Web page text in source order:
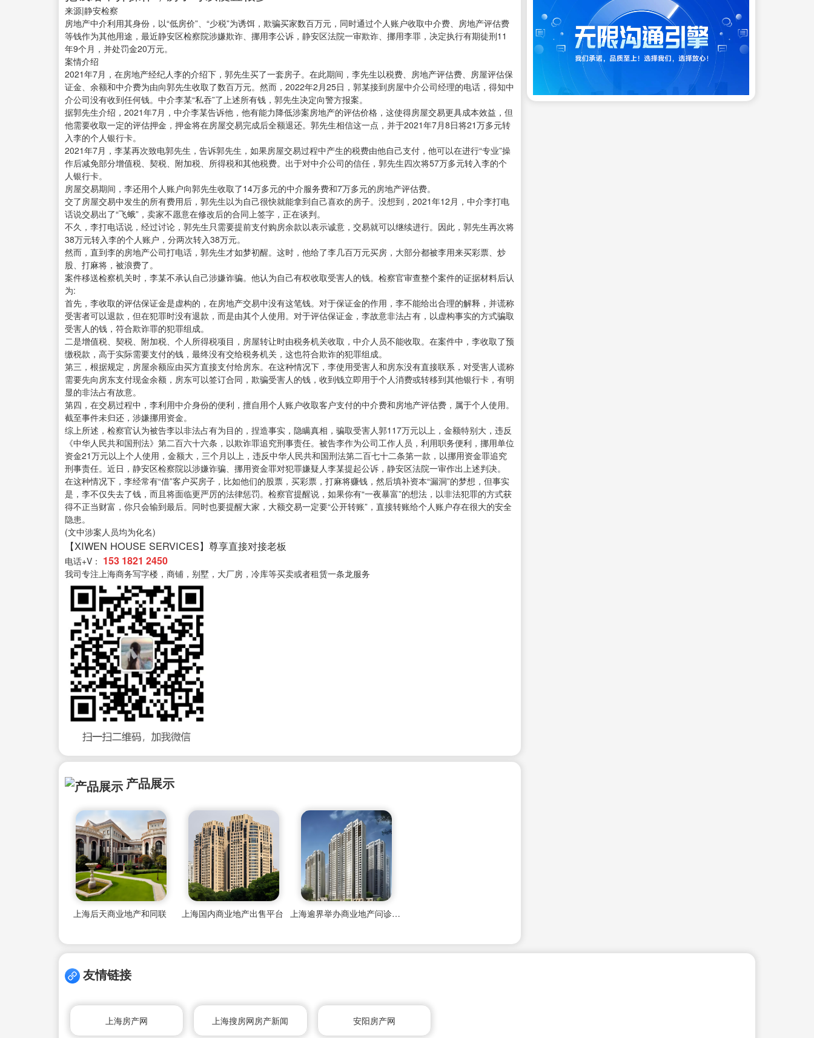
来源|静安检察
房地产中介利用其身份，以“低房价”、“少税”为诱饵，欺骗买家数百万元，同时通过个人账户收取中介费、房地产评估费
等钱作为其他用途，最近静安区检察院涉嫌欺诈、挪用李公诉，静安区法院一审欺诈、挪用李罪，决定执行有期徒刑11
年9个月，并处罚金20万元。
案情介绍
2021年7月，在房地产经纪人李的介绍下，郭先生买了一套房子。在此期间，李先生以税费、房地产评估费、房屋评估保
证金、余额和中介费为由向郭先生收取了数百万元。然而，2022年2月25日，郭某接到房屋中介公司经理的电话，得知中
介公司没有收到任何钱。中介李某“私吞”了上述所有钱，郭先生决定向警方报案。
据郭先生介绍，2021年7月，中介李某告诉他，他有能力降低涉案房地产的评估价格，这使得房屋交易更具成本效益，但
他需要收取一定的评估押金，押金将在房屋交易完成后全额退还。郭先生相信这一点，并于2021年7月8日将21万多元转
入李的个人银行卡。
2021年7月，李某再次致电郭先生，告诉郭先生，如果房屋交易过程中产生的税费由他自己支付，他可以在进行“专业”操
作后减免部分增值税、契税、附加税、所得税和其他税费。出于对中介公司的信任，郭先生四次将57万多元转入李的个
人银行卡。
房屋交易期间，李还用个人账户向郭先生收取了14万多元的中介服务费和7万多元的房地产评估费。
交了房屋交易中发生的所有费用后，郭先生以为自己很快就能拿到自己喜欢的房子。没想到，2021年12月，中介李打电
话说交易出了“飞蛾”，卖家不愿意在修改后的合同上签字，正在谈判。
不久，李打电话说，经过讨论，郭先生只需要提前支付购房余款以表示诚意，交易就可以继续进行。因此，郭先生再次将
38万元转入李的个人账户，分两次转入38万元。
然而，直到李的房地产公司打电话，郭先生才如梦初醒。这时，他给了李几百万元买房，大部分都被李用来买彩票、炒
股、打麻将，被浪费了。
案件移送检察机关时，李某不承认自己涉嫌诈骗。他认为自己有权收取受害人的钱。检察官审查整个案件的证据材料后认
为:
首先，李收取的评估保证金是虚构的，在房地产交易中没有这笔钱。对于保证金的作用，李不能给出合理的解释，并谎称
受害者可以退款，但在犯罪时没有退款，而是由其个人使用。对于评估保证金，李故意非法占有，以虚构事实的方式骗取
受害人的钱，符合欺诈罪的犯罪组成。
二是增值税、契税、附加税、个人所得税项目，房屋转让时由税务机关收取，中介人员不能收取。在案件中，李收取了预
缴税款，高于实际需要支付的钱，最终没有交给税务机关，这也符合欺诈的犯罪组成。
第三，根据规定，房屋余额应由买方直接支付给房东。在这种情况下，李使用受害人和房东没有直接联系，对受害人谎称
需要先向房东支付现金余额，房东可以签订合同，欺骗受害人的钱，收到钱立即用于个人消费或转移到其他银行卡，有明
显的非法占有故意。
第四，在交易过程中，李利用中介身份的便利，擅自用个人账户收取客户支付的中介费和房地产评估费，属于个人使用。
截至事件未归还，涉嫌挪用资金。
综上所述，检察官认为被告李以非法占有为目的，捏造事实，隐瞒真相，骗取受害人郭117万元以上，金额特别大，违反
《中华人民共和国刑法》第二百六十六条，以欺诈罪追究刑事责任。被告李作为公司工作人员，利用职务便利，挪用单位
资金21万元以上个人使用，金额大，三个月以上，违反中华人民共和国刑法第二百七十二条第一款，以挪用资金罪追究
刑事责任。近日，静安区检察院以涉嫌诈骗、挪用资金罪对犯罪嫌疑人李某提起公诉，静安区法院一审作出上述判决。
在这种情况下，李经常有“借”客户买房子，比如他们的股票，买彩票，打麻将赚钱，然后填补资本“漏洞”的梦想，但事实
是，李不仅失去了钱，而且将面临更严厉的法律惩罚。检察官提醒说，如果你有“一夜暴富”的想法，以非法犯罪的方式获
得不正当财富，你只会输到最后。同时也要提醒大家，大额交易一定要“公开转账”，直接转账给个人账户存在很大的安全
隐患。
(文中涉案人员均为化名)
【XIWEN HOUSE SERVICES】尊享直接对接老板
电话+V： 153 1821 2450
我司专注上海商务写字楼，商铺，别墅，大厂房，冷库等买卖或者租赁一条龙服务
产品展示
上海后天商业地产和同联 上海国内商业地产出售平台 上海逾界举办商业地产问诊活动
友情链接
上海房产网 上海搜房网房产新闻 安阳房产网